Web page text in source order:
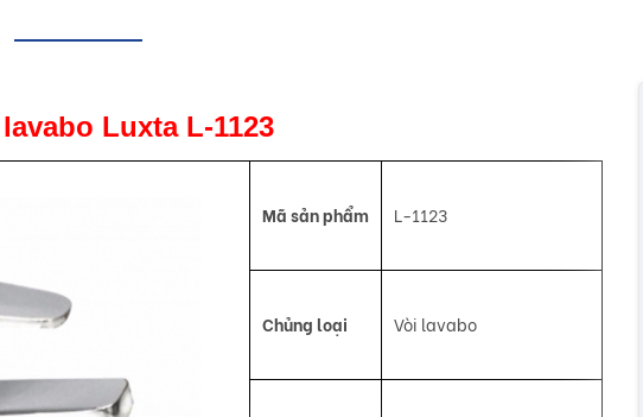
Luxta L-1123
Mã sản phẩm L-1123
Chủng loại Vòi lavabo